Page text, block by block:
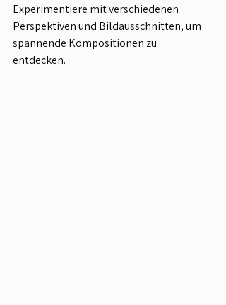
Experimentiere mit verschiedenen
Perspektiven und Bildausschnitten, um
spannende Kompositionen zu
entdecken.